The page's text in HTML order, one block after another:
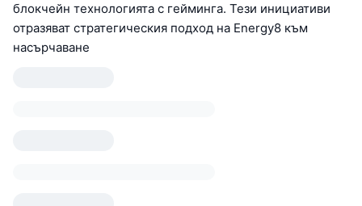
блокчейн технологията с гейминга. Тези инициативи
отразяват стратегическия подход на Energy8 към
насърчаване